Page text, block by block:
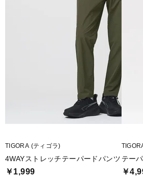
TIGORA (ティゴラ)
4WAYストレッチテーパードパンツ
￥1,999
テー
￥